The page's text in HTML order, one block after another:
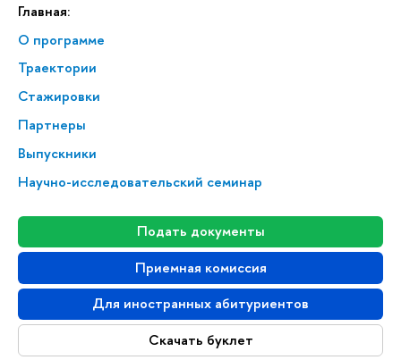
Главная:
О программе
Траектории
Стажировки
Партнеры
Выпускники
Научно-исследовательский семинар
Подать документы
Приемная комиссия
Для иностранных абитуриентов
Скачать буклет